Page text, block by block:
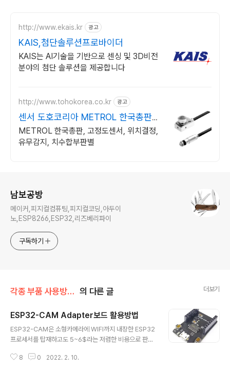
http://www.ekais.kr 광고
KAIS,첨단솔루션프로바이더
KAIS는 AI기술을 기반으로 센싱 및 3D비전
분야의 첨단 솔루션을 제공합니다
http://www.tohokorea.co.kr 광고
센서 도호코리아 METROL 한국총판대
리점
METROL 한국총판, 고정도센서, 위치결정,
유무감지, 치수합부판별
남보공방
메이커,피지컬컴퓨팅,피지컬코딩,아두이
노,ESP8266,ESP32,리즈베리파이
구독하기
각종 부품 사용방법/입력장치 의 다른 글 더보기
ESP32-CAM Adapter보드 활용방법
ESP32-CAM은 소형카메라에 WIFI까지 내장한 ESP32
프로세서를 탑재하고도 5~6$라는 저렴한 비용으로 판매
이 USB 회로가 내장되어 있지 않아 PC에서 제작한 프로
8 0 2022. 2. 10.